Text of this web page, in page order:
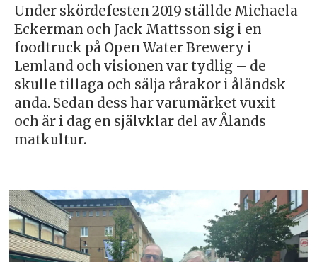
Under skördefesten 2019 ställde Michaela
Eckerman och Jack Mattsson sig i en
foodtruck på Open Water Brewery i
Lemland och visionen var tydlig – de
skulle tillaga och sälja rårakor i åländsk
anda. Sedan dess har varumärket vuxit
och är i dag en självklar del av Ålands
matkultur.